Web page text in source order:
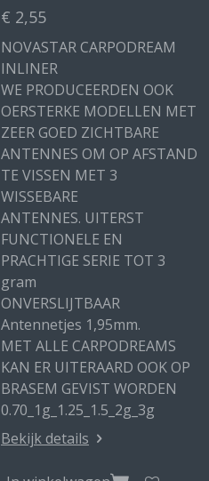
€ 2,55
NOVASTAR CARPODREAM
INLINER
WE PRODUCEERDEN OOK
OERSTERKE MODELLEN MET
ZEER GOED ZICHTBARE
ANTENNES OM OP AFSTAND
TE VISSEN MET 3
WISSEBARE
ANTENNES. UITERST
FUNCTIONELE EN
PRACHTIGE SERIE TOT 3
gram
ONVERSLIJTBAAR
Antennetjes 1,95mm.
MET ALLE CARPODREAMS
KAN ER UITERAARD OOK OP
BRASEM GEVIST WORDEN
0.70_1g_1.25_1.5_2g_3g
Bekijk details